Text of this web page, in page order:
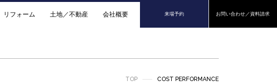
リフォーム 土地／不動産 会社概要 来場予約 お問い合わせ／資料請求
TOP COST PERFORMANCE